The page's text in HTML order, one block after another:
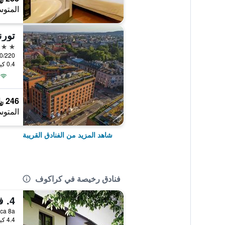
3 نجوم
0.4 كيلومتر عن وسط المدينة
246 ﷼
شاهد المزيد من الفنادق القريبة
فنادق رخيصة في كراكوف
4. فريندز هوستل
4.4 كيلومتر عن وسط المدينة